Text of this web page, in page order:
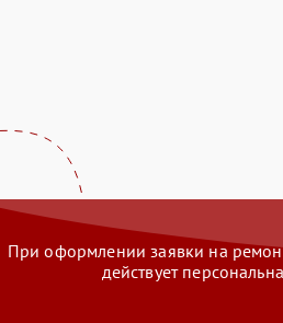
При оформлении заявки на
действует